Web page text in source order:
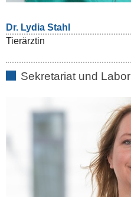
Dr. Lydia Stahl
Tierärztin
Sekretariat und Labor